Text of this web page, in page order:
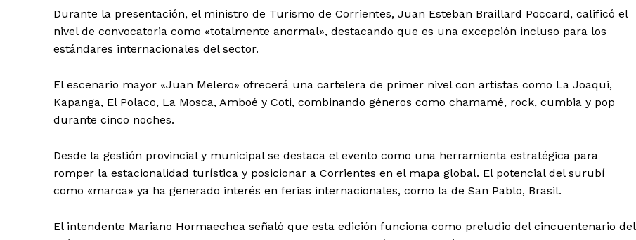
Durante la presentación, el ministro de Turismo de Corrientes, Juan Esteban Braillard Poccard, calificó el
nivel de convocatoria como «totalmente anormal», destacando que es una excepción incluso para los
estándares internacionales del sector.
El escenario mayor «Juan Melero» ofrecerá una cartelera de primer nivel con artistas como La Joaqui,
Kapanga, El Polaco, La Mosca, Amboé y Coti, combinando géneros como chamamé, rock, cumbia y pop
durante cinco noches.
Desde la gestión provincial y municipal se destaca el evento como una herramienta estratégica para
romper la estacionalidad turística y posicionar a Corrientes en el mapa global. El potencial del surubí
como «marca» ya ha generado interés en ferias internacionales, como la de San Pablo, Brasil.
El intendente Mariano Hormaechea señaló que esta edición funciona como preludio del cincuentenario del